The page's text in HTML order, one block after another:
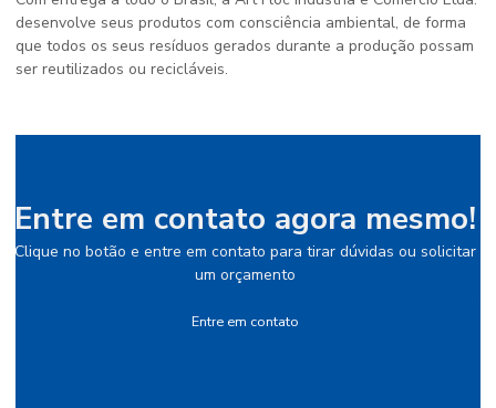
desenvolve seus produtos com consciência ambiental, de forma
que todos os seus resíduos gerados durante a produção possam
ser reutilizados ou recicláveis.
Entre em contato agora mesmo!
Clique no botão e entre em contato para tirar dúvidas ou solicitar
um orçamento
Entre em contato